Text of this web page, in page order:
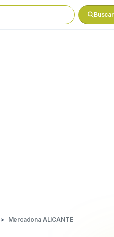
Buscar
Mercadona ALICANTE